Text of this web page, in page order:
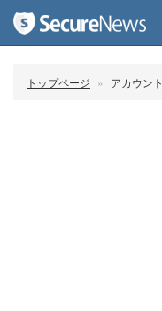
トップページ アカウント